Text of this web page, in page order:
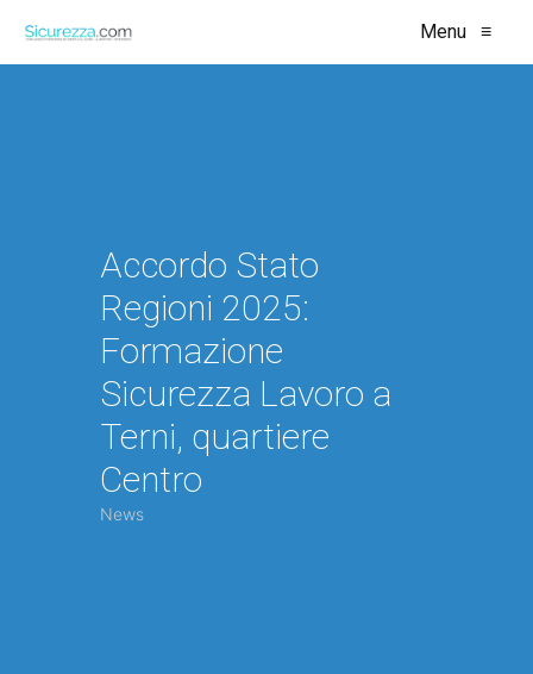
Menu ≡
Accordo Stato
Regioni 2025:
Formazione
Sicurezza Lavoro a
Terni, quartiere
Centro
News